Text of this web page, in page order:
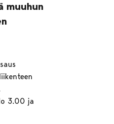
muuhun
3.00 ja